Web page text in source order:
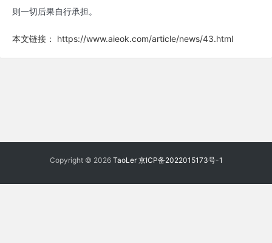
则一切后果自行承担。
本文链接： https://www.aieok.com/article/news/43.html
Copyright © 2026 TaoLer 京ICP备2022015173号-1